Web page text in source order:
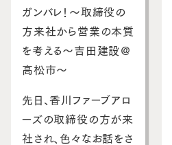
ガンバレ！～取締役の
方来社から営業の本質
を考える～吉田建設＠
高松市～
先日、香川ファーブアロ
ーズの取締役の方が来
社され、色々なお話をさ